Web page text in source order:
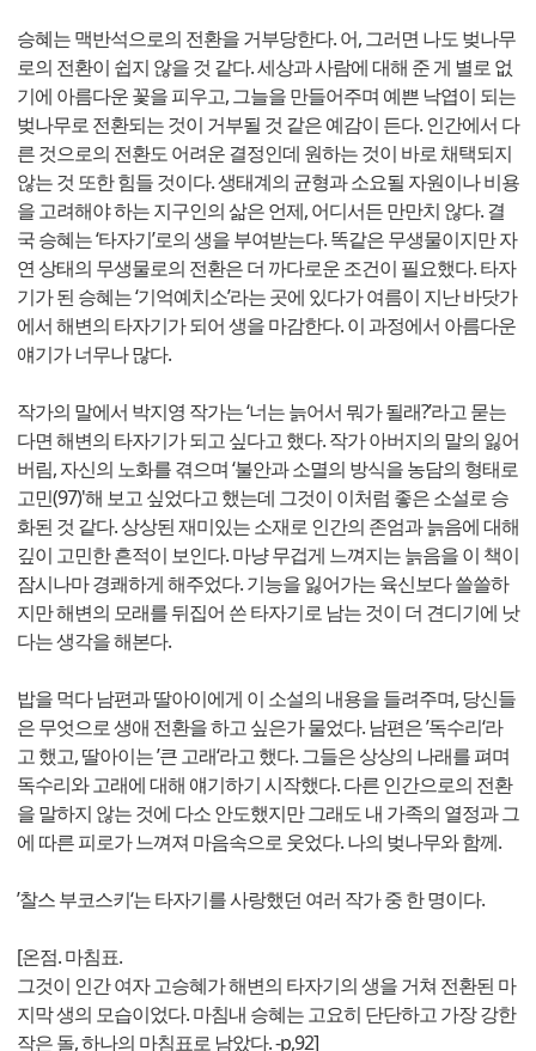
승혜는 맥반석으로의 전환을 거부당한다. 어, 그러면 나도 벚나무
로의 전환이 쉽지 않을 것 같다. 세상과 사람에 대해 준 게 별로 없
기에 아름다운 꽃을 피우고, 그늘을 만들어주며 예쁜 낙엽이 되는
벚나무로 전환되는 것이 거부될 것 같은 예감이 든다. 인간에서 다
른 것으로의 전환도 어려운 결정인데 원하는 것이 바로 채택되지
않는 것 또한 힘들 것이다. 생태계의 균형과 소요될 자원이나 비용
을 고려해야 하는 지구인의 삶은 언제, 어디서든 만만치 않다. 결
국 승혜는 ‘타자기’로의 생을 부여받는다. 똑같은 무생물이지만 자
연 상태의 무생물로의 전환은 더 까다로운 조건이 필요했다. 타자
기가 된 승혜는 ‘기억예치소’라는 곳에 있다가 여름이 지난 바닷가
에서 해변의 타자기가 되어 생을 마감한다. 이 과정에서 아름다운
얘기가 너무나 많다.
작가의 말에서 박지영 작가는 ‘너는 늙어서 뭐가 될래?’라고 묻는
다면 해변의 타자기가 되고 싶다고 했다. 작가 아버지의 말의 잃어
버림, 자신의 노화를 겪으며 ‘불안과 소멸의 방식을 농담의 형태로
고민(97)'해 보고 싶었다고 했는데 그것이 이처럼 좋은 소설로 승
화된 것 같다. 상상된 재미있는 소재로 인간의 존엄과 늙음에 대해
깊이 고민한 흔적이 보인다. 마냥 무겁게 느껴지는 늙음을 이 책이
잠시나마 경쾌하게 해주었다. 기능을 잃어가는 육신보다 쓸쓸하
지만 해변의 모래를 뒤집어 쓴 타자기로 남는 것이 더 견디기에 낫
다는 생각을 해본다.
밥을 먹다 남편과 딸아이에게 이 소설의 내용을 들려주며, 당신들
은 무엇으로 생애 전환을 하고 싶은가 물었다. 남편은 ’독수리‘라
고 했고, 딸아이는 ’큰 고래‘라고 했다. 그들은 상상의 나래를 펴며
독수리와 고래에 대해 얘기하기 시작했다. 다른 인간으로의 전환
을 말하지 않는 것에 다소 안도했지만 그래도 내 가족의 열정과 그
에 따른 피로가 느껴져 마음속으로 웃었다. 나의 벚나무와 함께.
’찰스 부코스키‘는 타자기를 사랑했던 여러 작가 중 한 명이다.
[온점. 마침표.
그것이 인간 여자 고승혜가 해변의 타자기의 생을 거쳐 전환된 마
지막 생의 모습이었다. 마침내 승혜는 고요히 단단하고 가장 강한
작은 돌, 하나의 마침표로 남았다. -p,92]